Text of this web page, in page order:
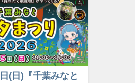
(日)『千葉みなと